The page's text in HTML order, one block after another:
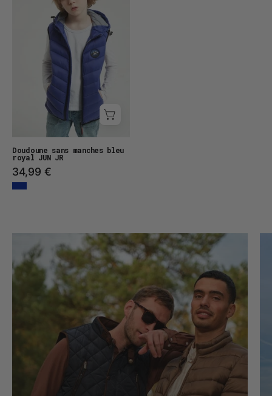
manches
bleu
royal
JUN
JR
Doudoune sans manches bleu
royal JUN JR
34,99 €